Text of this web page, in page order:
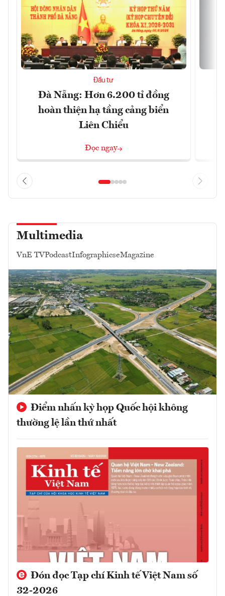
Đầu tư
Đà Nẵng: Hơn 6.200 tỉ đồng
hoàn thiện hạ tầng cảng biển
Liên Chiểu
Đọc ngay
Multimedia
VnE TVPodcastInfographicseMagazine
Điểm nhấn kỳ họp Quốc hội không
thường lệ lần thứ nhất
Đón đọc Tạp chí Kinh tế Việt Nam số
32-2026